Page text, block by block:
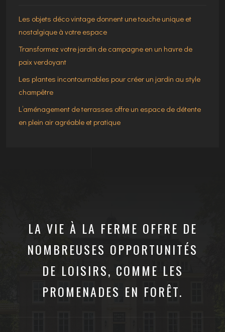
Les objets déco vintage donnent une touche unique et
nostalgique à votre espace
Transformez votre jardin de campagne en un havre de
paix verdoyant
Les plantes incontournables pour créer un jardin au style
champêtre
L’aménagement de terrasses offre un espace de détente
en plein air agréable et pratique
LA VIE À LA FERME OFFRE DE
NOMBREUSES OPPORTUNITÉS
DE LOISIRS, COMME LES
PROMENADES EN FORÊT.